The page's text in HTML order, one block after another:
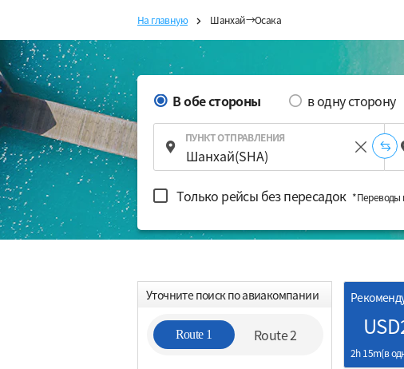
На главную Шанхай→Осака
В обе стороны в одну сторону
ПУНКТ ОТПРАВЛЕНИЯ
Только рейсы без пересадок *Переводы
Уточните поиск по авиакомпании
Route 1 Route 2
2h 15m(в